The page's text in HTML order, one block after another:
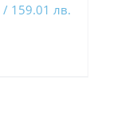
/ 159.01 лв.